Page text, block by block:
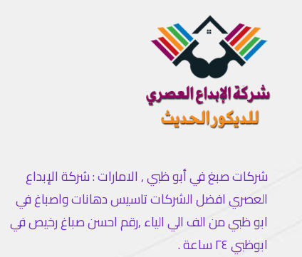
شركات صبغ في أبو ظبي , الامارات : شركة الإبداع
العصري افضل الشركات تاسيس دهانات واصباغ في
ابو ظبي من الف الي الياء ,رقم احسن صباغ رخيص في
ابوظبي ٢٤ ساعة .